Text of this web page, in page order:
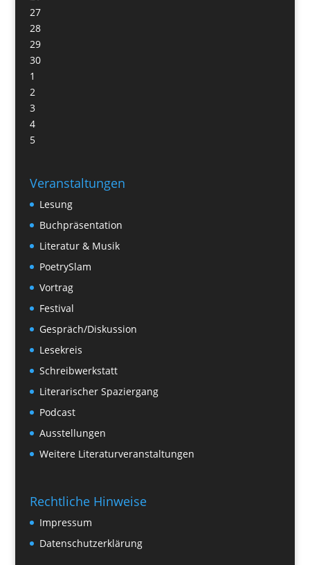
27
28
29
30
1
2
3
4
5
Veranstaltungen
Lesung
Buchpräsentation
Literatur & Musik
PoetrySlam
Vortrag
Festival
Gespräch/Diskussion
Lesekreis
Schreibwerkstatt
Literarischer Spaziergang
Podcast
Ausstellungen
Weitere Literaturveranstaltungen
Rechtliche Hinweise
Impressum
Datenschutzerklärung